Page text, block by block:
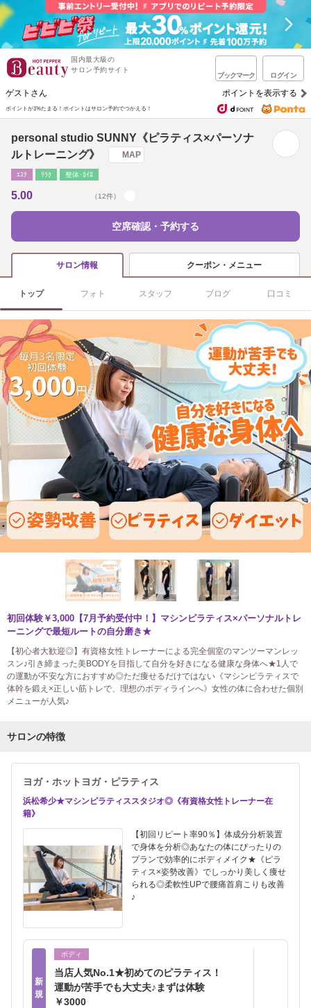
国内最大級の
サロン予約サイト
ブックマーク ログイン
ゲストさん ポイントを表示する
ポイントが1%たまる！ ポイントはサロン予約でつかえる！
personal studio SUNNY《ピラティス×パーソナ
ルトレーニング》
MAP
ｴｽﾃ ﾘﾗｸ 整体･ｶｲﾛ
5.00 （12件）
空席確認・予約する
サロン情報 クーポン・メニュー
トップ フォト スタッフ ブログ 口コミ
初回体験￥3,000【7月予約受付中！】マシンピラティス×パーソナルトレ
ーニングで最短ルートの自分磨き★
【初心者大歓迎◎】有資格女性トレーナーによる完全個室のマンツーマンレッ
スン♪引き締まった美BODYを目指して自分を好きになる健康な身体へ★1人で
の運動が不安な方におすすめ◎ただ痩せるだけではない《マシンピラティスで
体幹を鍛え×正しい筋トレで、理想のボディラインへ》女性の体に合わせた個別
メニューが人気♪
サロンの特徴
ヨガ・ホットヨガ・ピラティス
浜松希少★マシンピラティススタジオ◎《有資格女性トレーナー在
籍》
【初回リピート率90％】体成分分析装置
で身体を分析◎あなたの体にぴったりの
プランで効率的にボディメイク★《ピラ
ティス×姿勢改善》でしっかり美しく痩せ
られる◎柔軟性UPで腰痛首肩こりも改善
♪
新
規
ボディ
当店人気No.1★初めてのピラティス！
運動が苦手でも大丈夫♪まずは体験
￥3000